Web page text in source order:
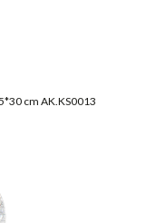
cm AK.KS0013